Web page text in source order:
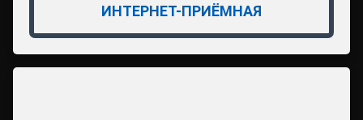
ИНТЕРНЕТ-ПРИЁМНАЯ